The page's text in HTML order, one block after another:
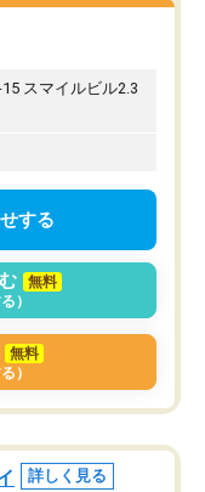
前より勉強に前向きに取
りたいと思える塾です。
スマイルビル2.3
する
無料
）
無料
）
詳しく見る